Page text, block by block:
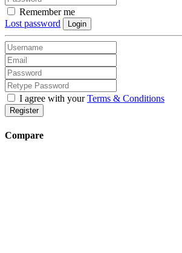
Remember me
Lost password
Login
I agree with yourTerms & Conditions
Register
Compare